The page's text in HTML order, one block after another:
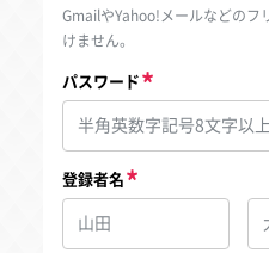
GmailやYahoo!メールなどのフ
けません。
パスワード
登録者名